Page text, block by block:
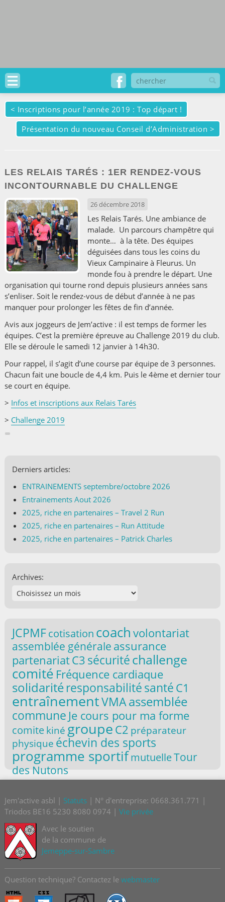
< Inscriptions pour l’année 2019 : Top départ !
Présentation du nouveau Conseil d’Administration >
LES RELAIS TARÉS : 1ER RENDEZ-VOUS
INCONTOURNABLE DU CHALLENGE
26 décembre 2018
Les Relais Tarés. Une ambiance de
malade. Un parcours champêtre qui
monte… à la tête. Des équipes
déguisées dans tous les coins du
Vieux Campinaire à Fleurus. Un
monde fou à prendre le départ. Une
organisation qui tourne rond depuis plusieurs années sans
s’enliser. Soit le rendez-vous de début d’année à ne pas
manquer pour prolonger les fêtes de fin d’année.
Avis aux joggeurs de Jem’active : il est temps de former les
équipes. C’est la première épreuve au Challenge 2019 du club.
Elle se déroule le samedi 12 janvier à 14h30.
Pour rappel, il s’agit d’une course par équipe de 3 personnes.
Chacun fait une boucle de 4,4 km. Puis le 4ème et dernier tour
se court en équipe.
> Infos et inscriptions aux Relais Tarés
> Challenge 2019
Derniers articles:
ENTRAINEMENTS septembre/octobre 2026
Entrainements Aout 2026
2025, riche en partenaires – Travel 2 Run
2025, riche en partenaires – Run Attitude
2025, riche en partenaires – Patrick Charles
Archives:
JCPMFcotisation coachvolontariat
assemblée générale assurance
partenariatC3sécuritéchallenge
comité Fréquence cardiaque
solidaritéresponsabilitésanté C1
entraînementVMAassemblée
commune Je cours pour ma forme
comite kiné groupe C2 préparateur
physique échevin des sports
programme sportifmutuelleTour
des Nutons
Jem'active asbl | Statuts| N° d'entreprise: 0668.361.771 |
Triodos BE16 5230 8080 0974 | Vie privée
Avec le soutien
de la commune de
Jemeppe-sur-Sambre
Question technique? Contactez le webmaster